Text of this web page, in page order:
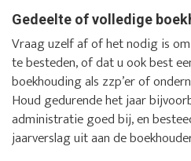
Gedeelte of volledige
Vraag uzelf af of het nodig is
te besteden, of dat u ook best
boekhouding als zzp’er of
Houd gedurende het jaar
administratie goed bij, en
jaarverslag uit aan de